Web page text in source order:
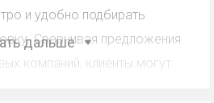
и удобно подбирать
Сравнивая предложения
компаний, клиенты могут
дальше